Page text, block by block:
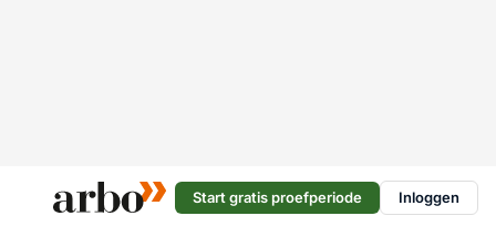
Start gratis proefperiode Inloggen